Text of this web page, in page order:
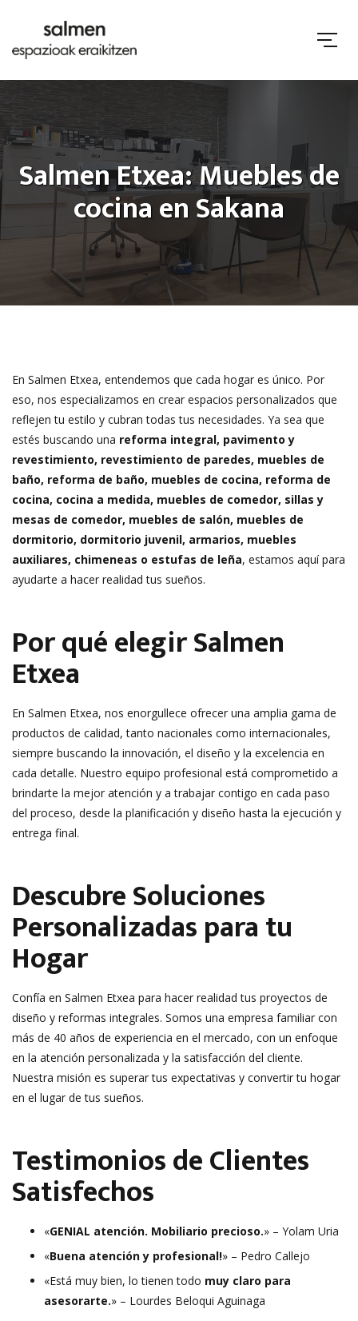
Salmen Etxea: Muebles de
cocina en Sakana
En Salmen Etxea, entendemos que cada hogar es único. Por
eso, nos especializamos en crear espacios personalizados que
reflejen tu estilo y cubran todas tus necesidades. Ya sea que
estés buscando una reforma integral, pavimento y
revestimiento, revestimiento de paredes, muebles de
baño, reforma de baño, muebles de cocina, reforma de
cocina, cocina a medida, muebles de comedor, sillas y
mesas de comedor, muebles de salón, muebles de
dormitorio, dormitorio juvenil, armarios, muebles
auxiliares, chimeneas o estufas de leña, estamos aquí para
ayudarte a hacer realidad tus sueños.
Por qué elegir Salmen
Etxea
En Salmen Etxea, nos enorgullece ofrecer una amplia gama de
productos de calidad, tanto nacionales como internacionales,
siempre buscando la innovación, el diseño y la excelencia en
cada detalle. Nuestro equipo profesional está comprometido a
brindarte la mejor atención y a trabajar contigo en cada paso
del proceso, desde la planificación y diseño hasta la ejecución y
entrega final.
Descubre Soluciones
Personalizadas para tu
Hogar
Confía en Salmen Etxea para hacer realidad tus proyectos de
diseño y reformas integrales. Somos una empresa familiar con
más de 40 años de experiencia en el mercado, con un enfoque
en la atención personalizada y la satisfacción del cliente.
Nuestra misión es superar tus expectativas y convertir tu hogar
en el lugar de tus sueños.
Testimonios de Clientes
Satisfechos
«GENIAL atención. Mobiliario precioso.» – Yolam Uria
«Buena atención y profesional!» – Pedro Callejo
«Está muy bien, lo tienen todo muy claro para
asesorarte.» – Lourdes Beloqui Aguinaga